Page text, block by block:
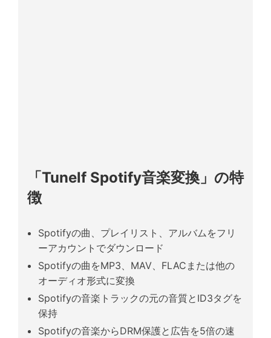
「Tunelf Spotify音楽変換」の特
徴
Spotifyの曲、プレイリスト、アルバムをフリ
ーアカウントでダウンロード
Spotifyの曲をMP3、MAV、FLACまたは他の
オーディオ形式に変換
Spotifyの音楽トラックの元の音質とID3タグを
保持
Spotifyの音楽からDRM保護と広告を5倍の速